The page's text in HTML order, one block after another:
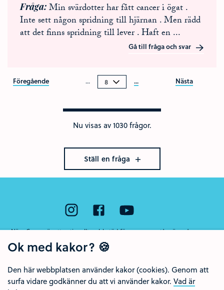
Fråga Min svärdotter har fått cancer i ögat .
Inte sett någon spridning till hjärnan . Men rädd
att det finns spridning till lever . Haft en...
Gå till fråga och svar
Föregående ... ... Nästa
Nu visas av 1030 frågor.
Ställ en fråga
Ok med kakor? 🍪
Den här webbplatsen använder kakor (cookies). Genom att
surfa vidare godkänner du att vi använder kakor. Vad är
Nära Cancer är ett nationellt webbstöd för unga som står nära någon som
Örebro län och Regionalt cancercentrum Uppsala- Örebro.